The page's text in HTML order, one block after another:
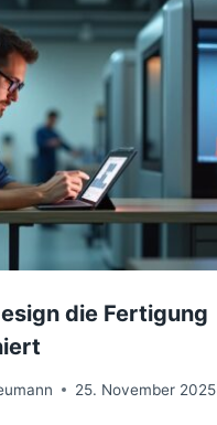
die Fertigung
25. November 2025